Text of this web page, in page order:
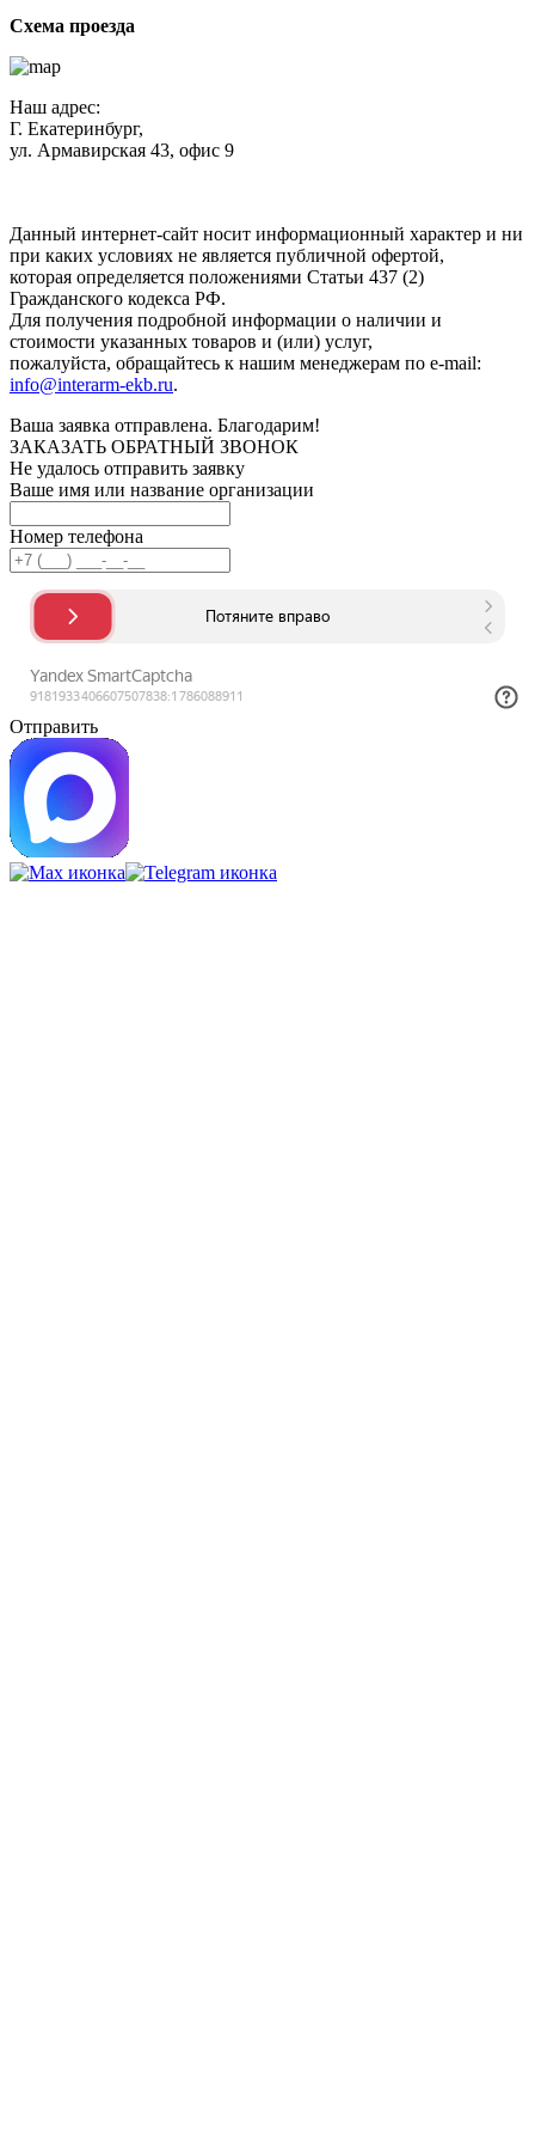
Схема проезда
Наш адрес:
Г. Екатеринбург,
ул. Армавирская 43, офис 9
Данный интернет-сайт носит информационный характер и ни
при каких условиях не является публичной офертой,
которая определяется положениями Статьи 437 (2)
Гражданского кодекса РФ.
Для получения подробной информации о наличии и
стоимости указанных товаров и (или) услуг,
пожалуйста, обращайтесь к нашим менеджерам по e-mail:
info@interarm-ekb.ru.
Ваша заявка отправлена. Благодарим!
ЗАКАЗАТЬ ОБРАТНЫЙ ЗВОНОК
Не удалось отправить заявку
Ваше имя или название организации
Номер телефона
Отправить